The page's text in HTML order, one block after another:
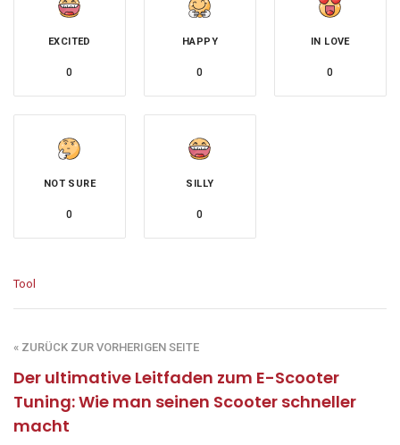
EXCITED
0
HAPPY
0
IN LOVE
0
NOT SURE
0
SILLY
0
Tool
« ZURÜCK ZUR VORHERIGEN SEITE
Der ultimative Leitfaden zum E-Scooter
Tuning: Wie man seinen Scooter schneller
macht